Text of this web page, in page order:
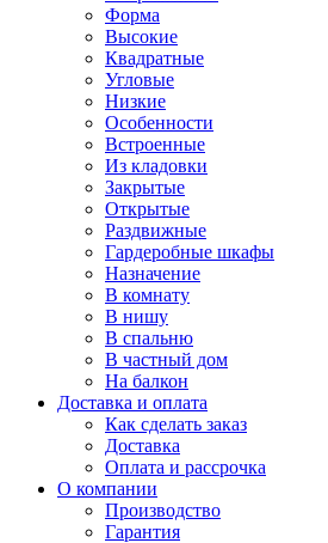
Форма
Высокие
Квадратные
Угловые
Низкие
Особенности
Встроенные
Из кладовки
Закрытые
Открытые
Раздвижные
Гардеробные шкафы
Назначение
В комнату
В нишу
В спальню
В частный дом
На балкон
Доставка и оплата
Как сделать заказ
Доставка
Оплата и рассрочка
О компании
Производство
Гарантия